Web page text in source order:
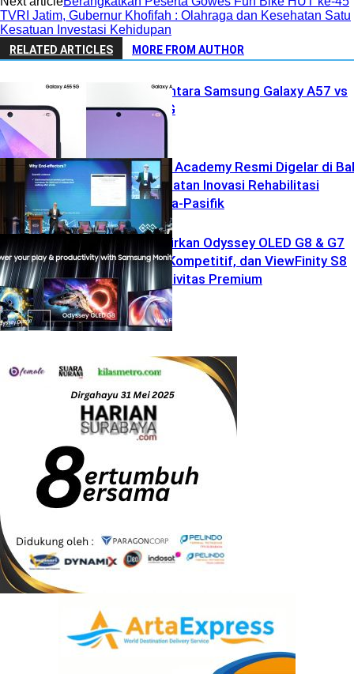
TVRI Jatim, Gubernur Khofifah : Olahraga dan Kesehatan Satu
Kesatuan Investasi Kehidupan
RELATED ARTICLES MORE FROM AUTHOR
Uncategorized
Keunggulan Antara Samsung Galaxy A57 vs
Galaxy A55 5G
Uncategorized
BTL Robotics Academy Resmi Digelar di
Dorong Penguatan Inovasi Rehabilitasi
Robotik di Asia-Pasifik
Samsung Hadirkan Odyssey OLED G8 & G7
untuk Gamer Kompetitif, dan ViewFinity S8
untuk Produktivitas Premium